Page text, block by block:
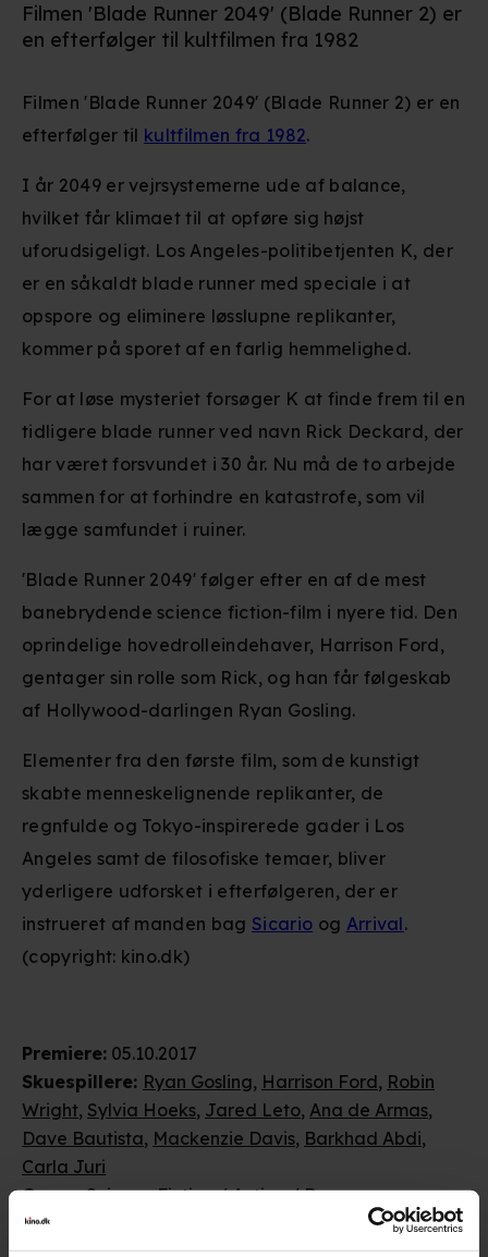
Premiere: 05.10.2017
Skuespillere: Ryan Gosling, Harrison Ford, Robin
Wright, Sylvia Hoeks, Jared Leto, Ana de Armas,
Dave Bautista, Mackenzie Davis, Barkhad Abdi,
Carla Juri
Genre:Science Fiction / Action / Drama
Instruktion
Aldersmærke med vurdering: 15 år
Filmen 'Blade Runner 2049' (Blade Runner 2) er
en efterfølger til kultfilmen fra 1982
Filmen 'Blade Runner 2049' (Blade Runner 2) er en
efterfølger til kultfilmen fra 1982.
I år 2049 er vejrsystemerne ude af balance,
hvilket får klimaet til at opføre sig højst
uforudsigeligt. Los Angeles-politibetjenten K, der
er en såkaldt blade runner med speciale i at
opspore og eliminere løsslupne replikanter,
kommer på sporet af en farlig hemmelighed.
For at løse mysteriet forsøger K at finde frem til en
tidligere blade runner ved navn Rick Deckard, der
har været forsvundet i 30 år. Nu må de to arbejde
sammen for at forhindre en katastrofe, som vil
lægge samfundet i ruiner.
'Blade Runner 2049' følger efter en af de mest
banebrydende science fiction-film i nyere tid. Den
oprindelige hovedrolleindehaver, Harrison Ford,
gentager sin rolle som Rick, og han får følgeskab
af Hollywood-darlingen Ryan Gosling.
Elementer fra den første film, som de kunstigt
skabte menneskelignende replikanter, de
regnfulde og Tokyo-inspirerede gader i Los
Angeles samt de filosofiske temaer, bliver
yderligere udforsket i efterfølgeren, der er
instrueret af manden bag Sicario og Arrival.
(copyright: kino.dk)